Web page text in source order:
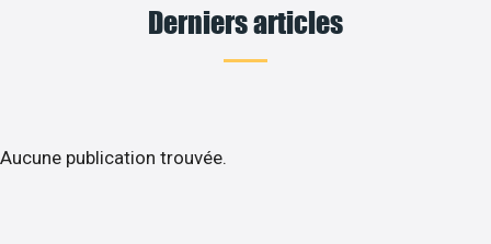
Derniers articles
Aucune publication trouvée.